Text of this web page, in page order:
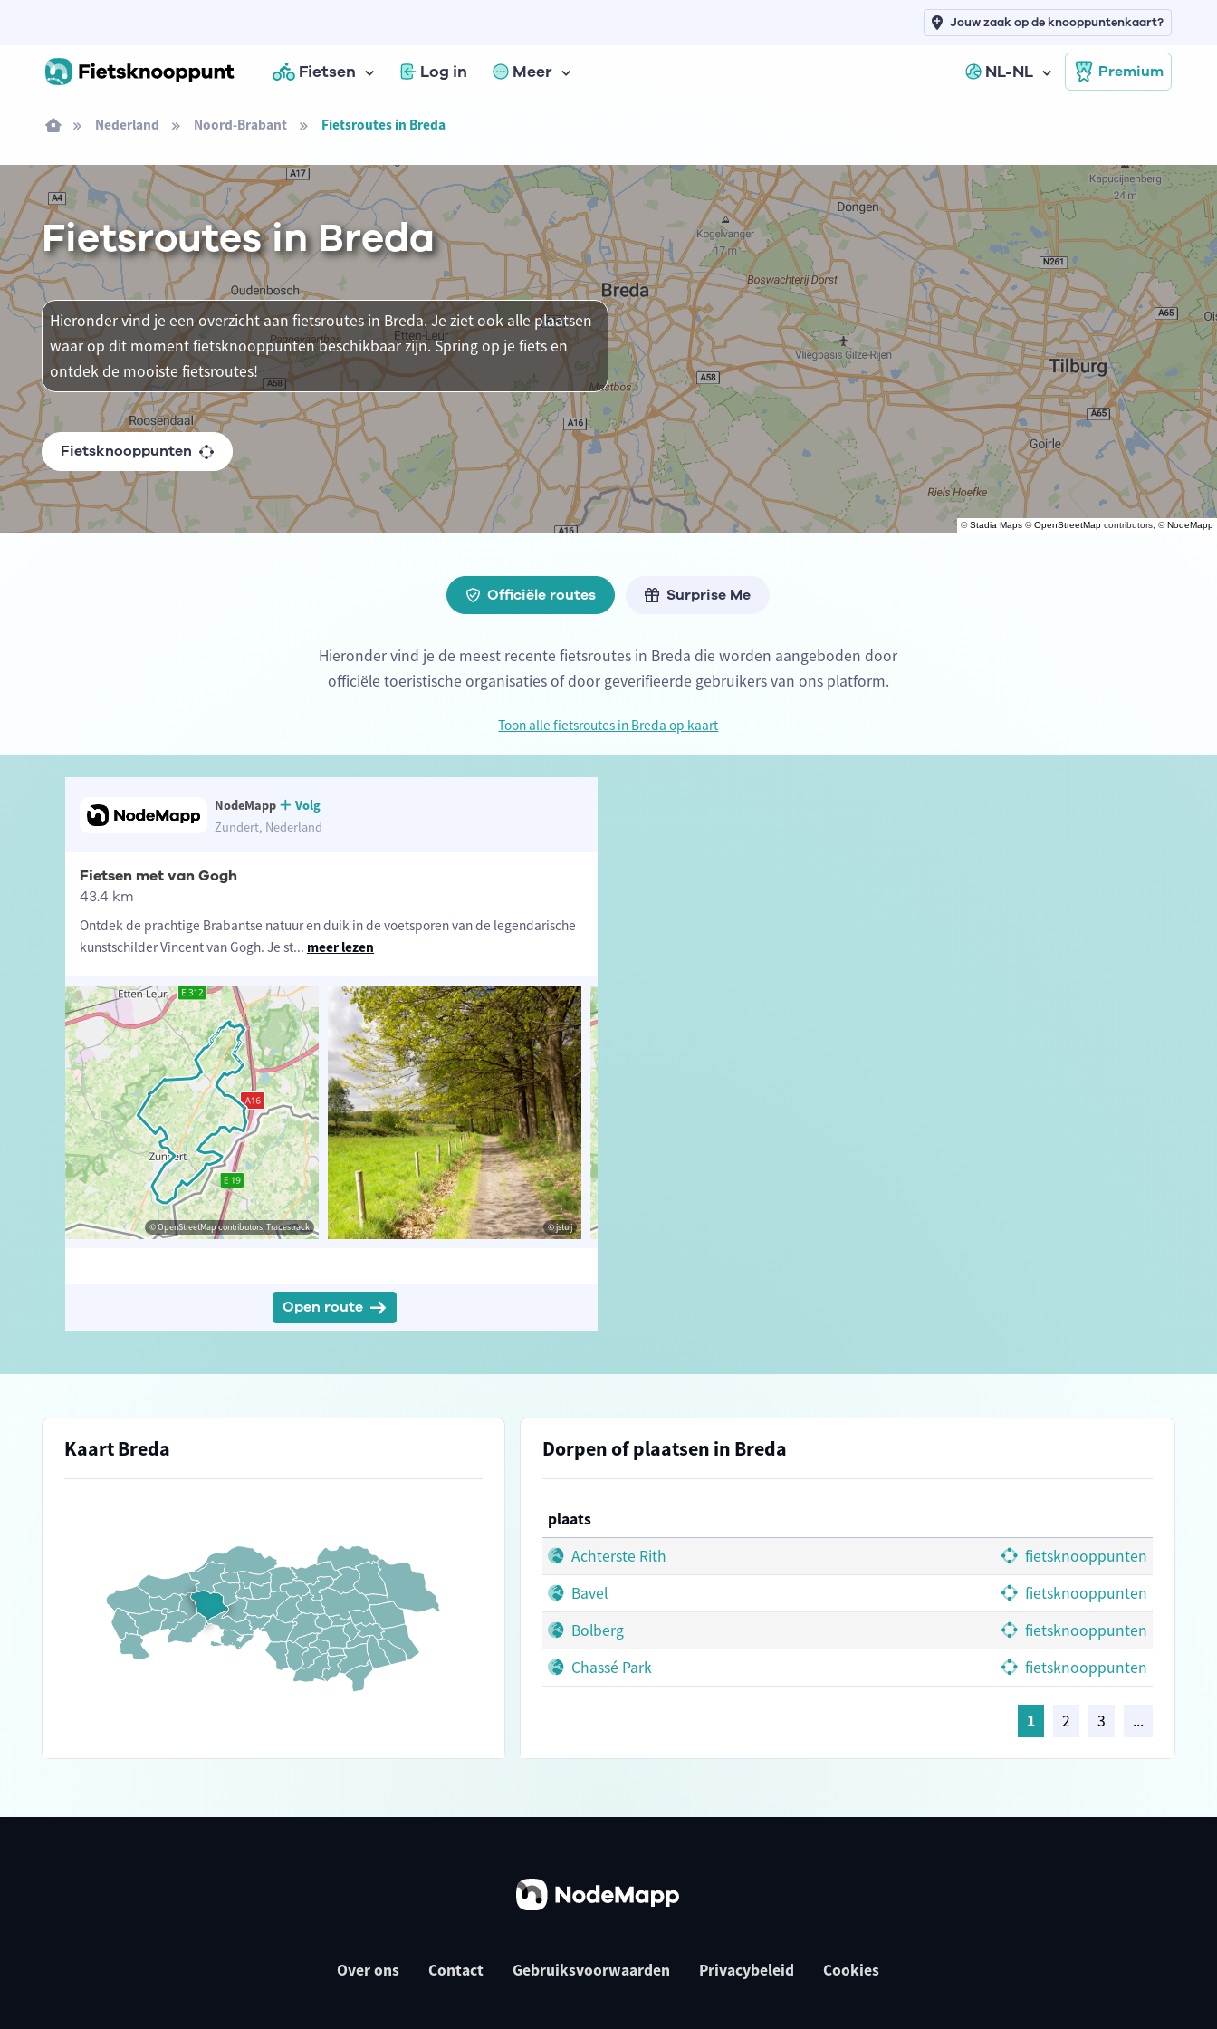
Fietsen Log in Meer NL-NL Premium
Jouw zaak op de knooppuntenkaart?
Nederland Noord-Brabant Fietsroutes in Breda
©Stadia Maps ©OpenStreetMap contributors, ©NodeMapp
Fietsroutes in Breda
Hieronder vind je een overzicht aan fietsroutes in Breda. Je ziet ook alle plaatsen
waar op dit moment fietsknooppunten beschikbaar zijn. Spring op je fiets en
ontdek de mooiste fietsroutes!
Fietsknooppunten
Officiële routes Surprise Me
Hieronder vind je de meest recente fietsroutes in Breda die worden aangeboden door
officiële toeristische organisaties of door geverifieerde gebruikers van ons platform.
Toon alle fietsroutes in Breda op kaart
NodeMapp
Volg
Zundert, Nederland
Fietsen met van Gogh
43.4 km
Ontdek de prachtige Brabantse natuur en duik in de voetsporen van de legendarische
kunstschilder Vincent van Gogh. Je st... meer lezen
© OpenStreetMap contributors, Tracestrack © jstuij
Open route
Kaart Breda Dorpen of plaatsen in Breda
plaats
Achterste Rith
fietsknooppunten
Bavel
fietsknooppunten
Bolberg
fietsknooppunten
Chassé Park
fietsknooppunten
1 2 3 ...
Over ons Contact Gebruiksvoorwaarden Privacybeleid Cookies